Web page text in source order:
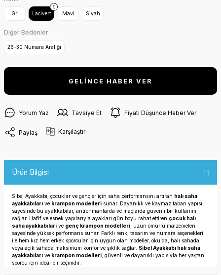
Gri Lacivert Mavi Siyah
Diğer Bedenler
26-30 Numara Aralığı
GELİNCE HABER VER
Yorum Yaz Tavsiye Et Fiyatı Düşünce Haber Ver
Paylaş Karşılaştır
Ürün Bilgisi
Sibel Ayakkabı, çocuklar ve gençler için saha performansını artıran halı saha
ayakkabıları ve krampon modelleri sunar. Dayanıklı ve kaymaz taban yapısı
sayesinde bu ayakkabılar, antrenmanlarda ve maçlarda güvenli bir kullanım
sağlar. Hafif ve esnek yapılarıyla ayakları gün boyu rahat ettiren çocuk halı
saha ayakkabıları ve genç krampon modelleri , uzun ömürlü malzemeleri
sayesinde yüksek performans sunar. Farklı renk, tasarım ve numara seçenekleri
ile hem kız hem erkek sporcular için uygun olan modeller, okulda, halı sahada
veya açık sahada maksimum konfor ve şıklık sağlar. Sibel Ayakkabı halı saha
ayakkabıları ve krampon modelleri , güvenli ve dayanıklı yapısıyla her yaştan
sporcu için ideal bir seçimdir.